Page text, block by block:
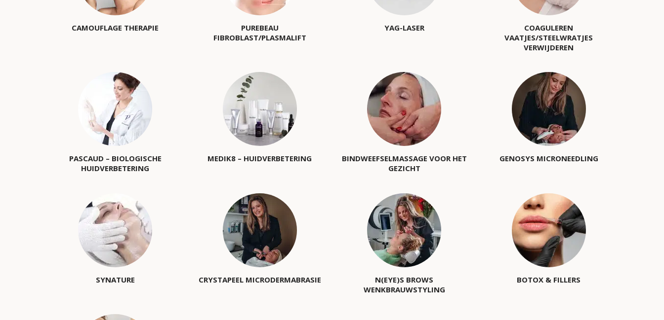
CAMOUFLAGE THERAPIE
PUREBEAU
FIBROBLAST/PLASMALIFT
YAG-LASER
COAGULEREN
VAATJES/STEELWRATJES
VERWIJDEREN
PASCAUD – BIOLOGISCHE
HUIDVERBETERING
MEDIK8 – HUIDVERBETERING
BINDWEEFSELMASSAGE VOOR HET
GEZICHT
GENOSYS MICRONEEDLING
SYNATURE CRYSTAPEEL MICRODERMABRASIE
N(EYE)S BROWS
WENKBRAUWSTYLING
BOTOX & FILLERS